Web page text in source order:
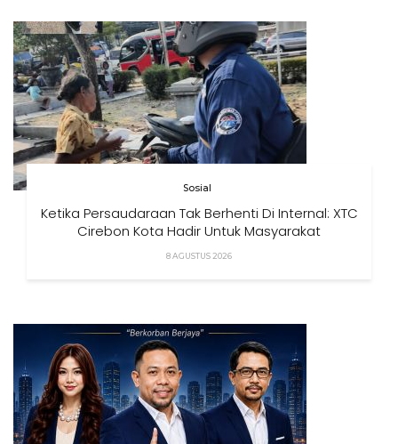
Sosial
Ketika Persaudaraan Tak Berhenti Di Internal: XTC
Cirebon Kota Hadir Untuk Masyarakat
8 AGUSTUS 2026